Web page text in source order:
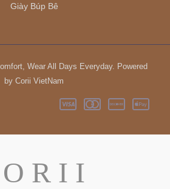
Giày Búp Bê
Wear All Days Everyday. Powered
by Corii VietNam
R I I